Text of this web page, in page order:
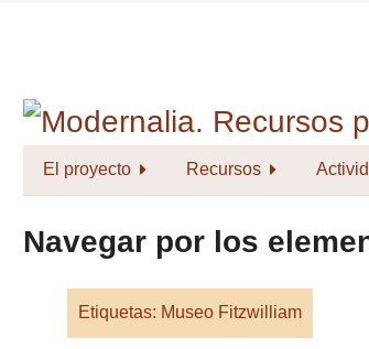
El proyecto Recursos
Navegar por los
Etiquetas: Museo Fitzwilliam